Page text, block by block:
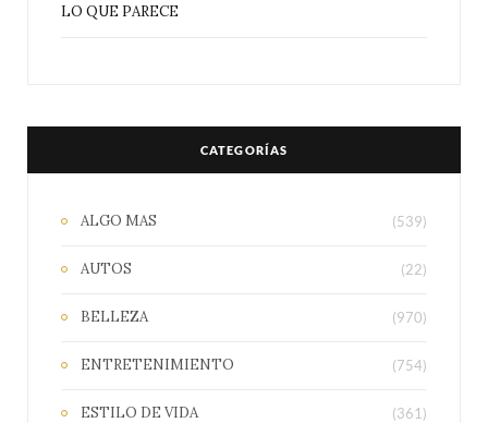
LO QUE PARECE
CATEGORÍAS
ALGO MAS (539)
AUTOS (22)
BELLEZA (970)
ENTRETENIMIENTO (754)
ESTILO DE VIDA (361)